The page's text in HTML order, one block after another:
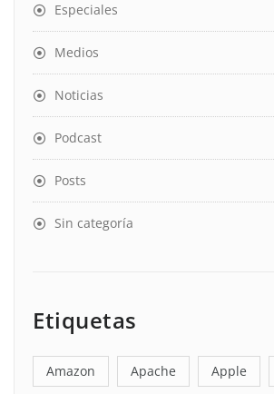
Especiales
Medios
Noticias
Podcast
Posts
Sin categoría
Etiquetas
Amazon Apache Apple